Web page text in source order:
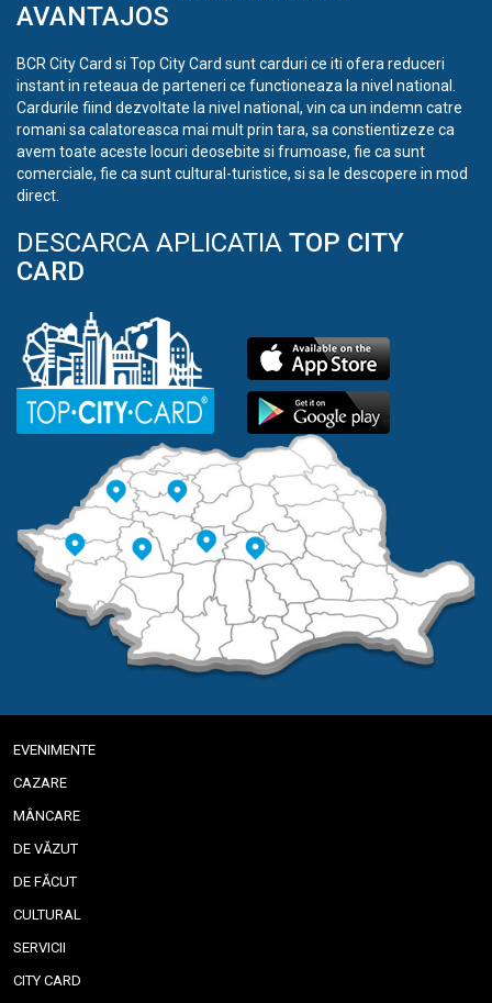
AVANTAJOS
BCR City Card si Top City Card sunt carduri ce iti ofera reduceri
instant in reteaua de parteneri ce functioneaza la nivel national.
Cardurile fiind dezvoltate la nivel national, vin ca un indemn catre
romani sa calatoreasca mai mult prin tara, sa constientizeze ca
avem toate aceste locuri deosebite si frumoase, fie ca sunt
comerciale, fie ca sunt cultural-turistice, si sa le descopere in mod
direct.
DESCARCA APLICATIA TOP CITY
CARD
EVENIMENTE
CAZARE
MÂNCARE
DE VĂZUT
DE FĂCUT
CULTURAL
SERVICII
CITY CARD